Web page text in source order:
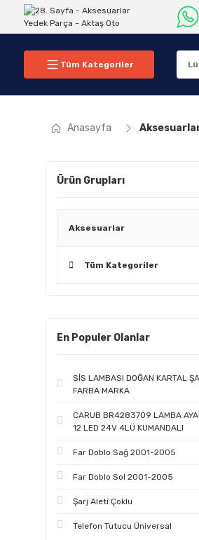
Tüm Kategoriler
Anasayfa
Ürün Grupları
Aksesuarlar
Tüm Kategoriler
En Populer Olanlar
SİS LAMBASI DOĞAN KARTAL
FARBA MARKA
CARUB BR4283709 LAMBA
12 LED 24V 4LÜ KUMANDALI
Far Doblo Sağ 2001-2005
Far Doblo Sol 2001-2005
Şarj Aleti Çoklu
Telefon Tutucu Üniversal